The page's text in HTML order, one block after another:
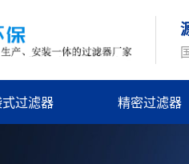
过滤器 精密过滤器